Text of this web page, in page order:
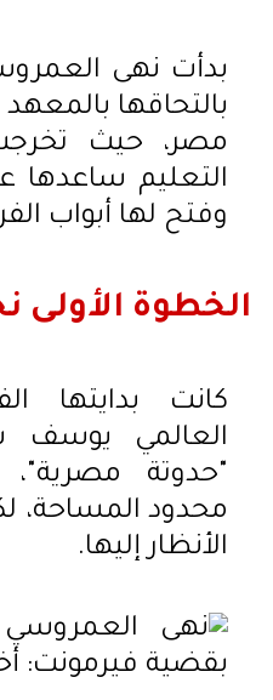
بدأت نهى
بالتحاقها
التعليم
وفتح لها أبواب
الخطوة الأولى
كانت بدايتها
العالمي
"حدوتة
محدود المساحة،
الأنظار إليها.